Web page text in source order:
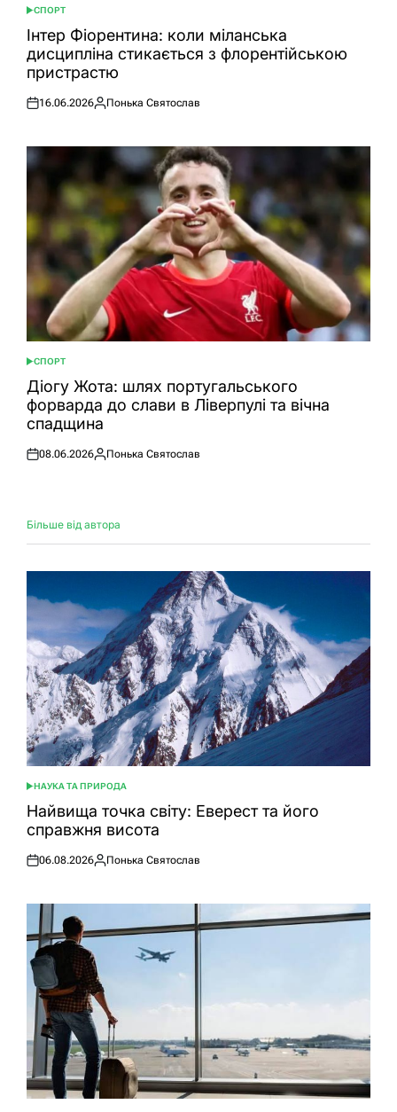
ОПУБЛІКУВАТИ
У
СПОРТ
Інтер Фіорентина: коли міланська
дисципліна стикається з флорентійською
пристрастю
Оприлюднено
16.06.2026
Опубліковано
Понька Святослав
ОПУБЛІКУВАТИ
У
СПОРТ
Діогу Жота: шлях португальського
форварда до слави в Ліверпулі та вічна
спадщина
Оприлюднено
08.06.2026
Опубліковано
Понька Святослав
Більше від автора
ОПУБЛІКУВАТИ
У
НАУКА ТА ПРИРОДА
Найвища точка світу: Еверест та його
справжня висота
Оприлюднено
06.08.2026
Опубліковано
Понька Святослав